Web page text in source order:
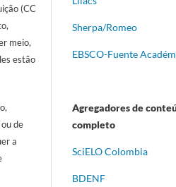
(CC
meio,
estão
de
a
Sherpa/Romeo
EBSCO-Fuente
Agregadores de
completo
SciELO Colombia
BDENF